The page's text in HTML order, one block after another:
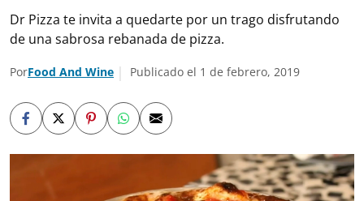
Dr Pizza te invita a quedarte por un trago disfrutando
de una sabrosa rebanada de pizza.
PorFood And Wine Publicado el 1 de febrero, 2019